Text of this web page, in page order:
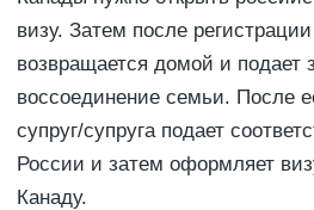
визу. Затем после
возвращается домой и подает
воссоединение семьи. После
супруг/супруга подает
России и затем оформляет
Канаду.